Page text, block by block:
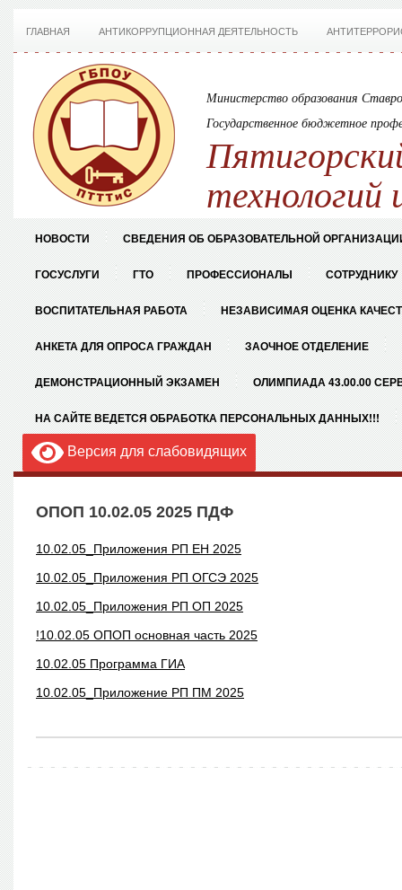
ГЛАВНАЯ АНТИКОРРУПЦИОННАЯ ДЕЯТЕЛЬНОСТЬ
Министерство образования
Государственное бюджетное
технологий
НОВОСТИ СВЕДЕНИЯ ОБ ОБРАЗОВАТЕЛЬНОЙ
ГОСУСЛУГИ ГТО ПРОФЕССИОНАЛЫ СОТРУДНИКУ
ВОСПИТАТЕЛЬНАЯ РАБОТА НЕЗАВИСИМАЯ ОЦЕНКА
АНКЕТА ДЛЯ ОПРОСА ГРАЖДАН ЗАОЧНОЕ ОТДЕЛЕНИЕ
ДЕМОНСТРАЦИОННЫЙ ЭКЗАМЕН ОЛИМПИАДА 43.00.00
НА САЙТЕ ВЕДЕТСЯ ОБРАБОТКА ПЕРСОНАЛЬНЫХ ДАННЫХ!!!
Версия для слабовидящих
ОПОП 10.02.05 2025 ПДФ
10.02.05_Приложения РП ЕН 2025
10.02.05_Приложения РП ОГСЭ 2025
10.02.05_Приложения РП ОП 2025
!10.02.05 ОПОП основная часть 2025
10.02.05 Программа ГИА
10.02.05_Приложение РП ПМ 2025